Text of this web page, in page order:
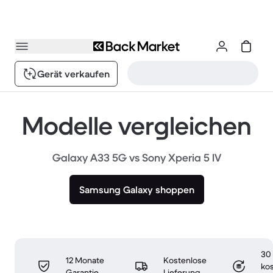
Gerät verkaufen
Modelle vergleichen
Galaxy A33 5G vs Sony Xperia 5 IV
Samsung Galaxy shoppen
12 Monate
Kostenlose
30